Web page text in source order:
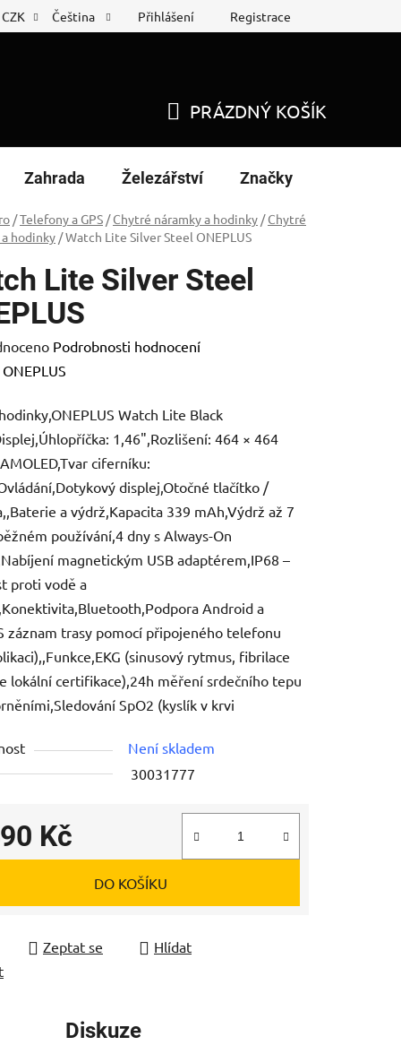
list Nákup na splátky
CZK Čeština Přihlášení Registrace
KOŠÍK
PRÁZDNÝ KOŠÍK
Zahrada Železářství Značky
/Telefony a GPS / Chytré náramky a hodinky / Chytré
hodinky /Watch Lite Silver Steel ONEPLUS
Lite Silver Steel
Podrobnosti hodnocení
ONEPLUS
Watch Lite Black
1,46",Rozlišení: 464 × 464
ciferníku:
displej,Otočné tlačítko /
a výdrž,Kapacita 339 mAh,Výdrž až 7
používání,4 dny s Always-On
magnetickým USB adaptérem,IP68 –
proti vodě a
Android a
záznam trasy pomocí připojeného telefonu
(sinusový rytmus, fibrilace
lokální certifikace),24h měření srdečního tepu
SpO2 (kyslík v krvi
Není skladem
30031777
Kč
cena:
DO KOŠÍKU
Zeptat se
Hlídat
Diskuze